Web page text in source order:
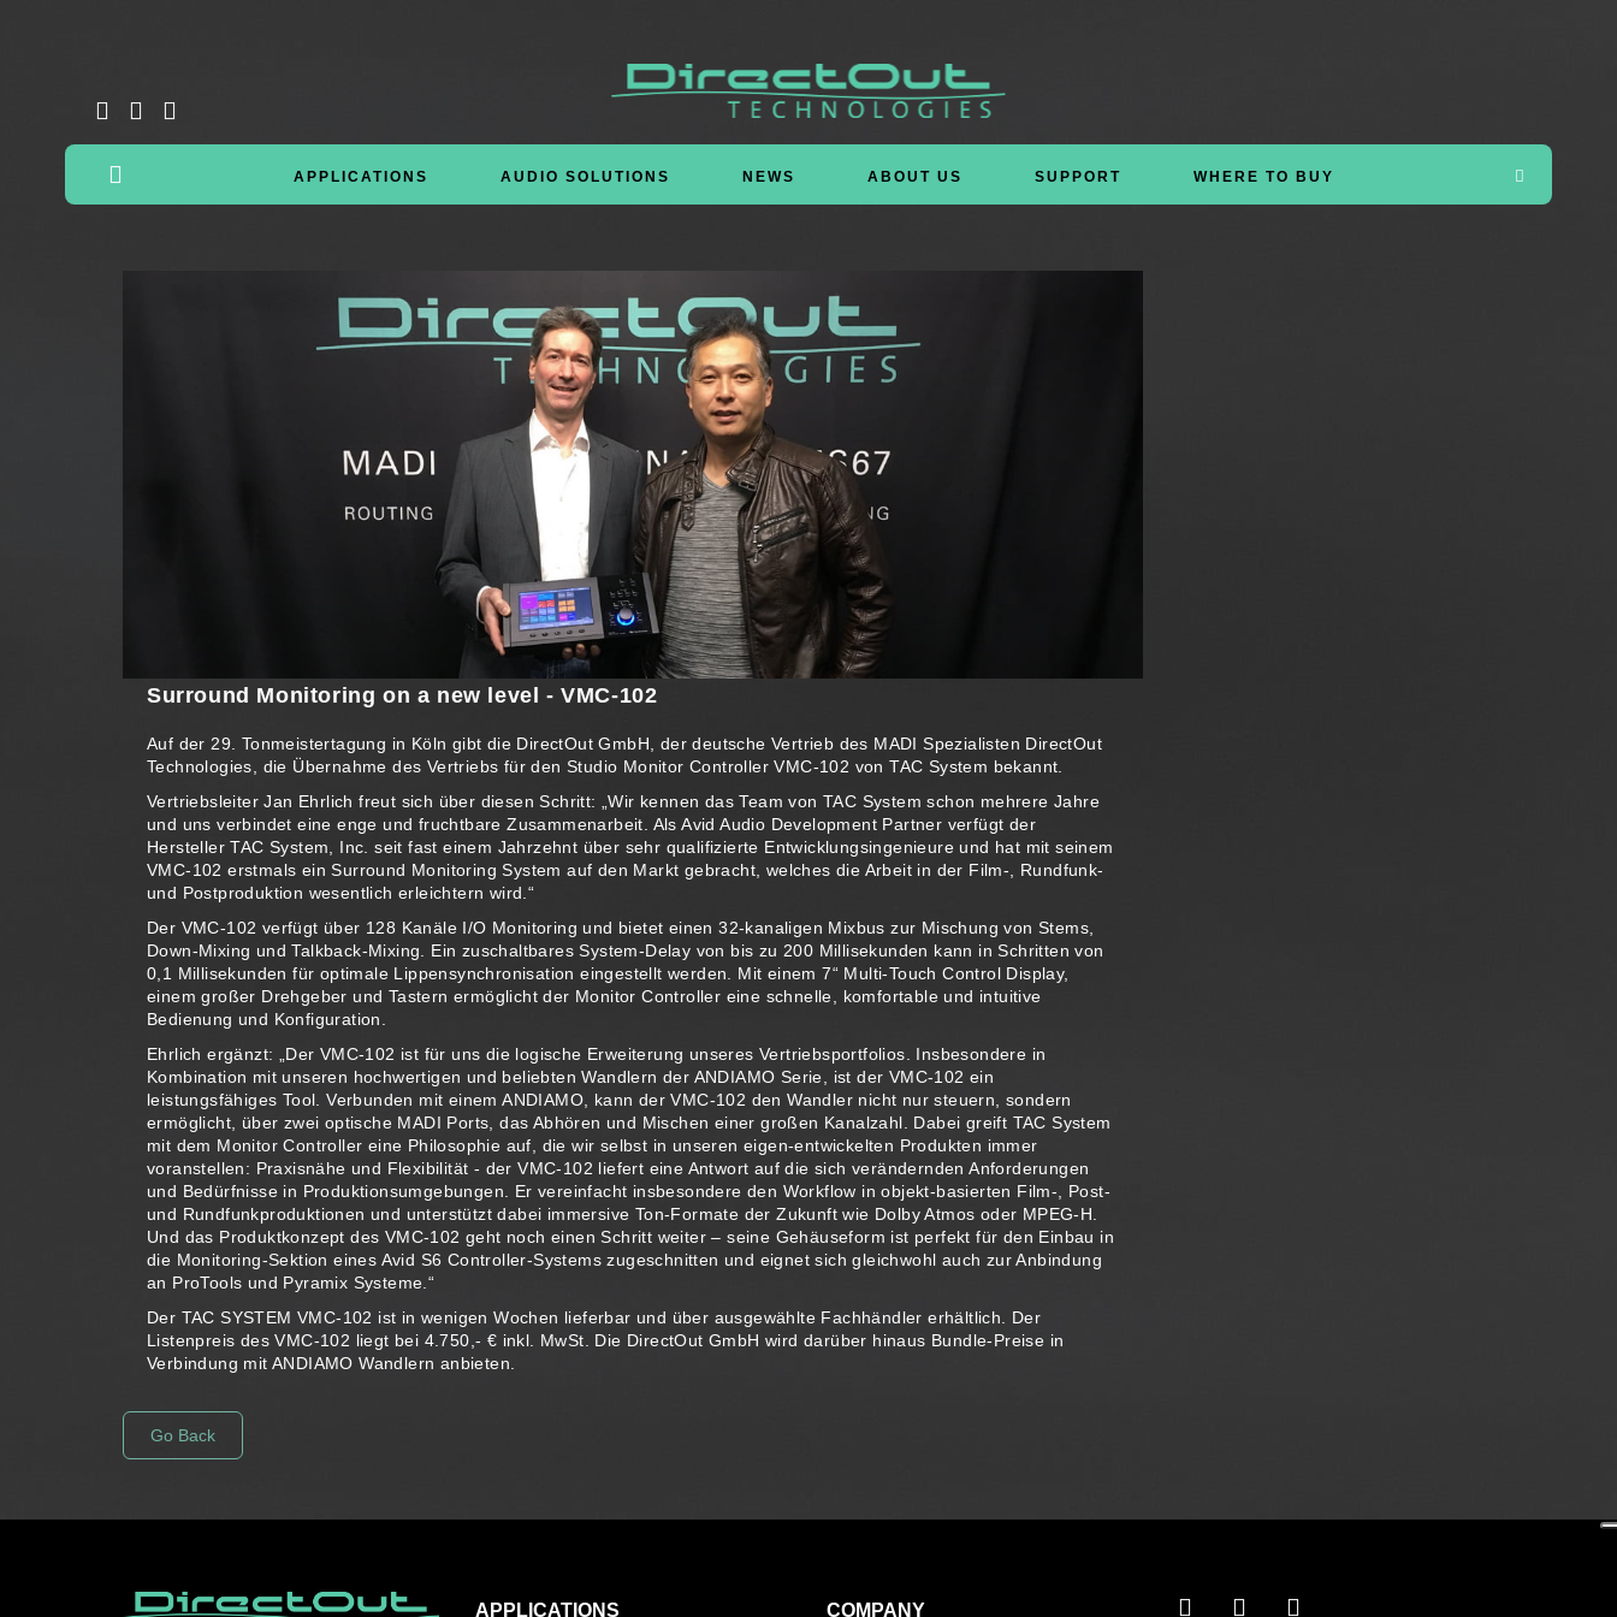
APPLICATIONS AUDIO SOLUTIONS NEWS ABOUT US SUPPORT WHERE TO BUY
Surround Monitoring on a new level - VMC-102
Auf der 29. Tonmeistertagung in Köln gibt die DirectOut GmbH, der deutsche Vertrieb des MADI Spezialisten DirectOut
Technologies, die Übernahme des Vertriebs für den Studio Monitor Controller VMC-102 von TAC System bekannt.
Vertriebsleiter Jan Ehrlich freut sich über diesen Schritt: „Wir kennen das Team von TAC System schon mehrere Jahre
und uns verbindet eine enge und fruchtbare Zusammenarbeit. Als Avid Audio Development Partner verfügt der
Hersteller TAC System, Inc. seit fast einem Jahrzehnt über sehr qualifizierte Entwicklungsingenieure und hat mit seinem
VMC-102 erstmals ein Surround Monitoring System auf den Markt gebracht, welches die Arbeit in der Film-, Rundfunk-
und Postproduktion wesentlich erleichtern wird.“
Der VMC-102 verfügt über 128 Kanäle I/O Monitoring und bietet einen 32-kanaligen Mixbus zur Mischung von Stems,
Down-Mixing und Talkback-Mixing. Ein zuschaltbares System-Delay von bis zu 200 Millisekunden kann in Schritten von
0,1 Millisekunden für optimale Lippensynchronisation eingestellt werden. Mit einem 7“ Multi-Touch Control Display,
einem großer Drehgeber und Tastern ermöglicht der Monitor Controller eine schnelle, komfortable und intuitive
Bedienung und Konfiguration.
Ehrlich ergänzt: „Der VMC-102 ist für uns die logische Erweiterung unseres Vertriebsportfolios. Insbesondere in
Kombination mit unseren hochwertigen und beliebten Wandlern der ANDIAMO Serie, ist der VMC-102 ein
leistungsfähiges Tool. Verbunden mit einem ANDIAMO, kann der VMC-102 den Wandler nicht nur steuern, sondern
ermöglicht, über zwei optische MADI Ports, das Abhören und Mischen einer großen Kanalzahl. Dabei greift TAC System
mit dem Monitor Controller eine Philosophie auf, die wir selbst in unseren eigen-entwickelten Produkten immer
voranstellen: Praxisnähe und Flexibilität - der VMC-102 liefert eine Antwort auf die sich verändernden Anforderungen
und Bedürfnisse in Produktionsumgebungen. Er vereinfacht insbesondere den Workflow in objekt-basierten Film-, Post-
und Rundfunkproduktionen und unterstützt dabei immersive Ton-Formate der Zukunft wie Dolby Atmos oder MPEG-H.
Und das Produktkonzept des VMC-102 geht noch einen Schritt weiter – seine Gehäuseform ist perfekt für den Einbau in
die Monitoring-Sektion eines Avid S6 Controller-Systems zugeschnitten und eignet sich gleichwohl auch zur Anbindung
an ProTools und Pyramix Systeme.“
Der TAC SYSTEM VMC-102 ist in wenigen Wochen lieferbar und über ausgewählte Fachhändler erhältlich. Der
Listenpreis des VMC-102 liegt bei 4.750,- € inkl. MwSt. Die DirectOut GmbH wird darüber hinaus Bundle-Preise in
Verbindung mit ANDIAMO Wandlern anbieten.
Go Back
APPLICATIONS COMPANY